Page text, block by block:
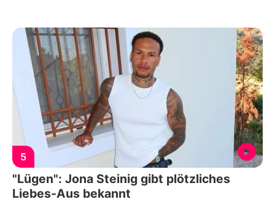
5
"Lügen": Jona Steinig gibt plötzliches
Liebes-Aus bekannt